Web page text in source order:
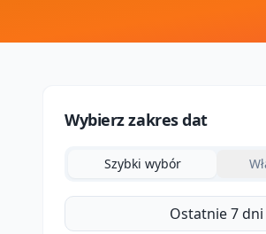
Wybierz zakres dat
Szybki wybór
Ostatnie 7 dni